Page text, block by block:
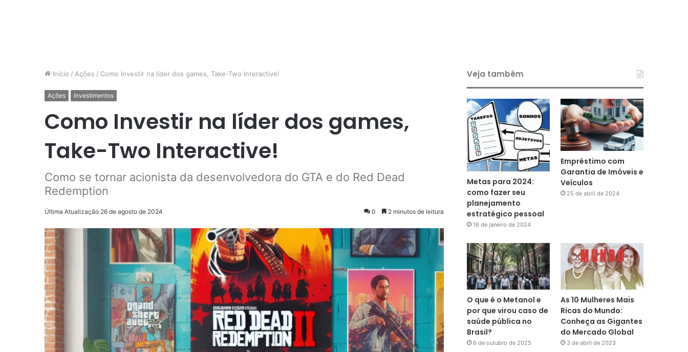
Início / Ações / Como Investir na líder dos games, Take-Two Interactive!
Ações Investimentos
Como Investir na líder dos games,
Take-Two Interactive!
Como se tornar acionista da desenvolvedora do GTA e do Red Dead
Redemption
Última Atualização 26 de agosto de 2024 0 2 minutos de leitura
Veja também
Metas para 2024:
como fazer seu
planejamento
estratégico pessoal
16 de janeiro de 2024
Empréstimo com
Garantia de Imóveis e
Veículos
25 de abril de 2024
O que é o Metanol e
por que virou caso de
saúde pública no
Brasil?
6 de outubro de 2025
As 10 Mulheres Mais
Ricas do Mundo:
Conheça as Gigantes
do Mercado Global
3 de abril de 2023